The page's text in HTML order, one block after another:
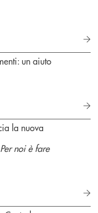
un aiuto
la nuova
noi è fare